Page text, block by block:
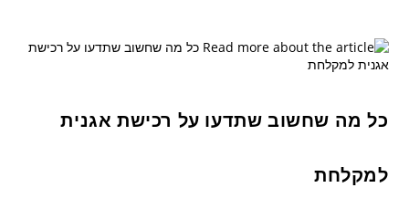
כל מה שחשוב שתדעו על רכישת אגנית
למקלחת